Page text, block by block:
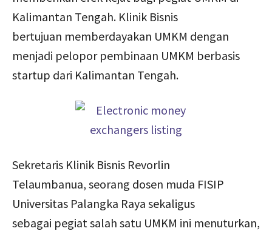
Kalimantan Tengah. Klinik Bisnis
bertujuan memberdayakan UMKM dengan
menjadi pelopor pembinaan UMKM berbasis
startup dari Kalimantan Tengah.
Sekretaris Klinik Bisnis Revorlin
Telaumbanua, seorang dosen muda FISIP
Universitas Palangka Raya sekaligus
sebagai pegiat salah satu UMKM ini menuturkan,